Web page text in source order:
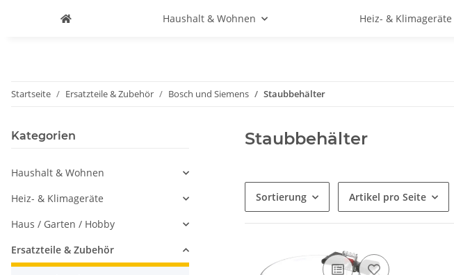
Haushalt & Wohnen Heiz- & Klimageräte
Startseite Ersatzteile & Zubehör Bosch und Siemens Staubbehälter
Staubbehälter
Sortierung Artikel pro Seite
Kategorien
Haushalt & Wohnen
Heiz- & Klimageräte
Haus / Garten / Hobby
Ersatzteile & Zubehör